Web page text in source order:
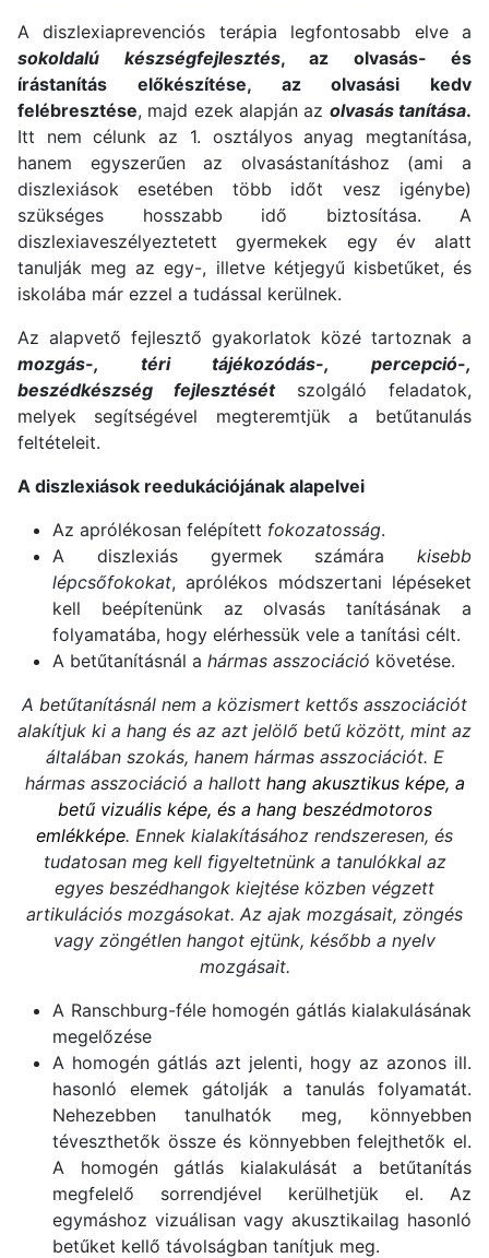
A diszlexiaprevenciós terápia legfontosabb elve a
sokoldalú készségfejlesztés, az olvasás- és
írástanítás előkészítése, az olvasási kedv
felébresztése, majd ezek alapján az olvasás tanítása.
Itt nem célunk az 1. osztályos anyag megtanítása,
hanem egyszerűen az olvasástanításhoz (ami a
diszlexiások esetében több időt vesz igénybe)
szükséges hosszabb idő biztosítása. A
diszlexiaveszélyeztetett gyermekek egy év alatt
tanulják meg az egy-, illetve kétjegyű kisbetűket, és
iskolába már ezzel a tudással kerülnek.
Az alapvető fejlesztő gyakorlatok közé tartoznak a
mozgás-, téri tájékozódás-, percepció-,
beszédkészség fejlesztésétszolgáló feladatok,
melyek segítségével megteremtjük a betűtanulás
feltételeit.
A diszlexiások reedukációjának alapelvei
Az aprólékosan felépített fokozatosság.
A diszlexiás gyermek számára kisebb
lépcsőfokokat, aprólékos módszertani lépéseket
kell beépítenünk az olvasás tanításának a
folyamatába, hogy elérhessük vele a tanítási célt.
A betűtanításnál a hármas asszociáció követése.
A betűtanításnál nem a közismert kettős asszociációt
alakítjuk ki a hang és az azt jelölő betű között, mint az
általában szokás, hanem hármas asszociációt. E
hármas asszociáció a hallott hang akusztikus képe, a
betű vizuális képe, és a hang beszédmotoros
emlékképe. Ennek kialakításához rendszeresen, és
tudatosan meg kell figyeltetnünk a tanulókkal az
egyes beszédhangok kiejtése közben végzett
artikulációs mozgásokat. Az ajak mozgásait, zöngés
vagy zöngétlen hangot ejtünk, később a nyelv
mozgásait.
A Ranschburg-féle homogén gátlás kialakulásának
megelőzése
A homogén gátlás azt jelenti, hogy az azonos ill.
hasonló elemek gátolják a tanulás folyamatát.
Nehezebben tanulhatók meg, könnyebben
téveszthetők össze és könnyebben felejthetők el.
A homogén gátlás kialakulását a betűtanítás
megfelelő sorrendjével kerülhetjük el. Az
egymáshoz vizuálisan vagy akusztikailag hasonló
betűket kellő távolságban tanítjuk meg.